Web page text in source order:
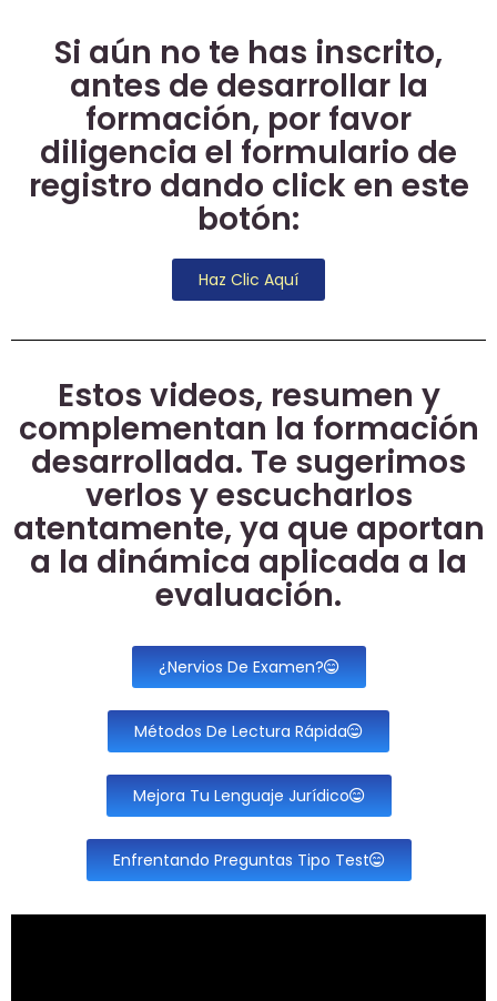
Si aún no te has inscrito,
antes de desarrollar la
formación, por favor
diligencia el formulario de
registro dando click en este
botón:
Haz Clic Aquí
Estos videos, resumen y
complementan la formación
desarrollada. Te sugerimos
verlos y escucharlos
atentamente, ya que aportan
a la dinámica aplicada a la
evaluación.
¿Nervios De Examen?
Métodos De Lectura Rápida
Mejora Tu Lenguaje Jurídico
Enfrentando Preguntas Tipo Test